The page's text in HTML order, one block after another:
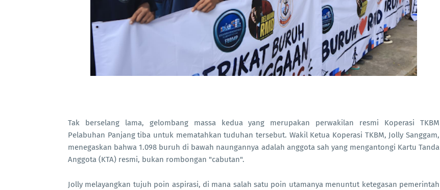
Tak berselang lama, gelombang massa kedua yang merupakan perwakilan resmi Koperasi TKBM
Pelabuhan Panjang tiba untuk mematahkan tuduhan tersebut. Wakil Ketua Koperasi TKBM, Jolly Sanggam,
menegaskan bahwa 1.098 buruh di bawah naungannya adalah anggota sah yang mengantongi Kartu Tanda
Anggota (KTA) resmi, bukan rombongan "cabutan".
Jolly melayangkan tujuh poin aspirasi, di mana salah satu poin utamanya menuntut ketegasan pemerintah